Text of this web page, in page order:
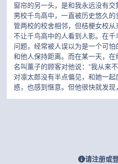
窗帘的另一头，是和我永远没有
男校千鸟高中，一直被历史悠久
管两校的校舍相邻，但桔梗女校从
不让千鸟高中的人看到人影。在
问题，经常被人误以为是一个可
和他人保持距离。而在某一天，
名叫薰子的顾客对他说：“我从来
对凛太郎没有半点偏见，和她一
惑，也感到惬意。但他很快就发
请注册或